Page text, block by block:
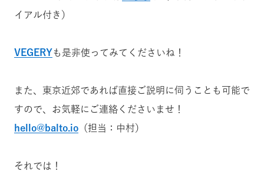
イアル付き）
VEGERYも是非使ってみてくださいね！
また、東京近郊であれば直接ご説明に伺うことも可能で
すので、お気軽にご連絡くださいませ！
hello@balto.io （担当：中村）
それでは！